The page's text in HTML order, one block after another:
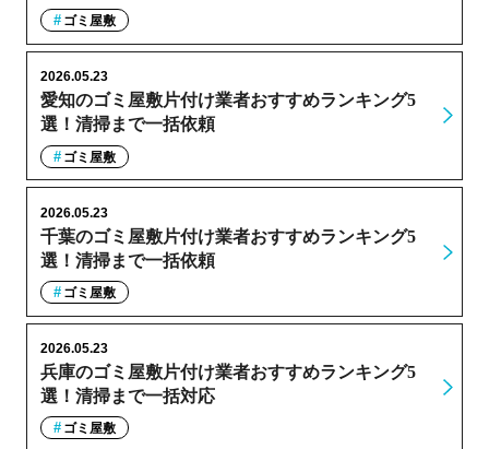
ゴミ屋敷
愛知のゴミ屋敷片付け業者おすすめランキング5
選！清掃まで一括依頼
2026.05.23
ゴミ屋敷
千葉のゴミ屋敷片付け業者おすすめランキング5
選！清掃まで一括依頼
2026.05.23
ゴミ屋敷
兵庫のゴミ屋敷片付け業者おすすめランキング5
選！清掃まで一括対応
2026.05.23
ゴミ屋敷